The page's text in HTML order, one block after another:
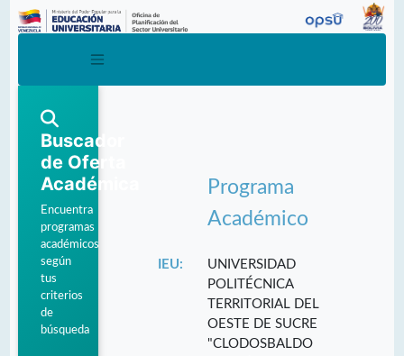
Buscador
de Oferta
Académica
Encuentra
programas
académicos
según
tus
criterios
de
búsqueda
Programa
Académico
IEU:
UNIVERSIDAD
POLITÉCNICA
TERRITORIAL DEL
OESTE DE SUCRE
"CLODOSBALDO